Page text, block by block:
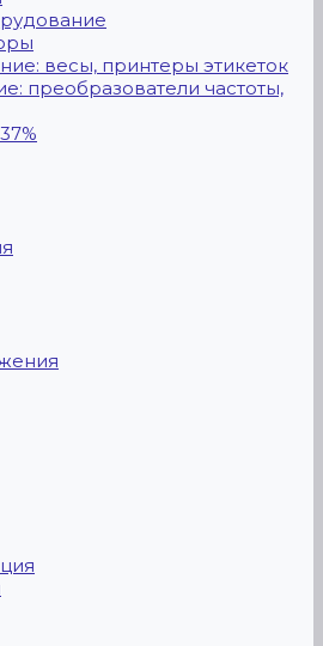
весы, принтеры этикеток
преобразователи частоты,